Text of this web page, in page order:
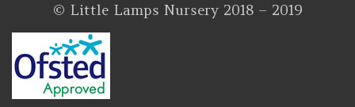
© Little Lamps Nursery 2018 – 2019